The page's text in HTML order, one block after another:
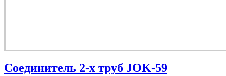
Соединитель 2-х труб JOK-59